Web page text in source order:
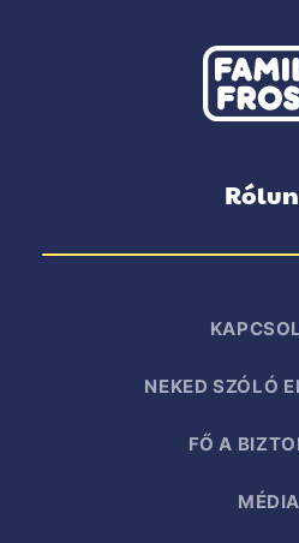
NEKED SZÓLÓ
FŐ A
MÉDIA